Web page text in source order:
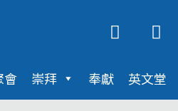
Y
o
t
u
F
a
e
b
會 崇拜 奉獻 英文堂